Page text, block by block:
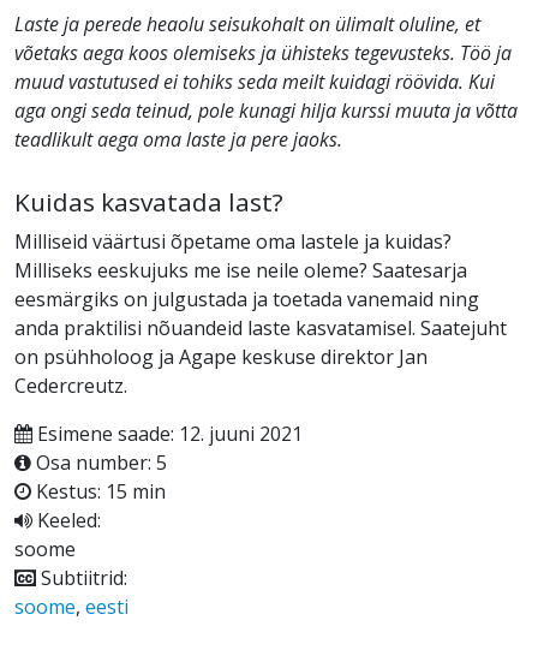
Laste ja perede heaolu seisukohalt on ülimalt oluline, et
võetaks aega koos olemiseks ja ühisteks tegevusteks. Töö ja
muud vastutused ei tohiks seda meilt kuidagi röövida. Kui
aga ongi seda teinud, pole kunagi hilja kurssi muuta ja võtta
teadlikult aega oma laste ja pere jaoks.
Kuidas kasvatada last?
Milliseid väärtusi õpetame oma lastele ja kuidas?
Milliseks eeskujuks me ise neile oleme? Saatesarja
eesmärgiks on julgustada ja toetada vanemaid ning
anda praktilisi nõuandeid laste kasvatamisel. Saatejuht
on psühholoog ja Agape keskuse direktor Jan
Cedercreutz.
Esimene saade: 12. juuni 2021
Osa number: 5
Kestus: 15 min
Keeled:
soome
Subtiitrid:
soome, eesti